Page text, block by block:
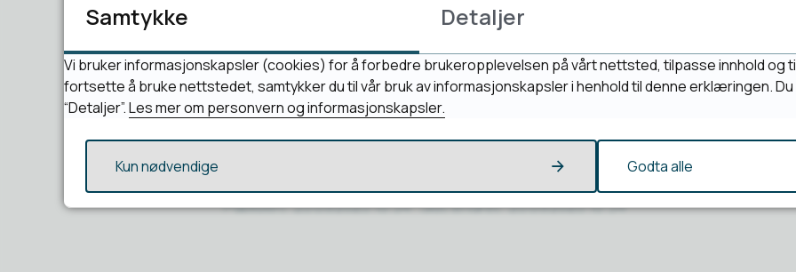
Publisert 25.09.2025 10:34 Sist endret 25.09.2025 10:34
Samtykke Detaljer
Vi bruker informasjonskapsler (cookies) for å forbedre brukeropplevelsen på vårt nettsted, tilpasse innhold og
fortsette å bruke nettstedet, samtykker du til vår bruk av informasjonskapsler i henhold til denne erklæringen.
“Detaljer”.Les mer om personvern og informasjonskapsler.
Kun nødvendige Godta alle